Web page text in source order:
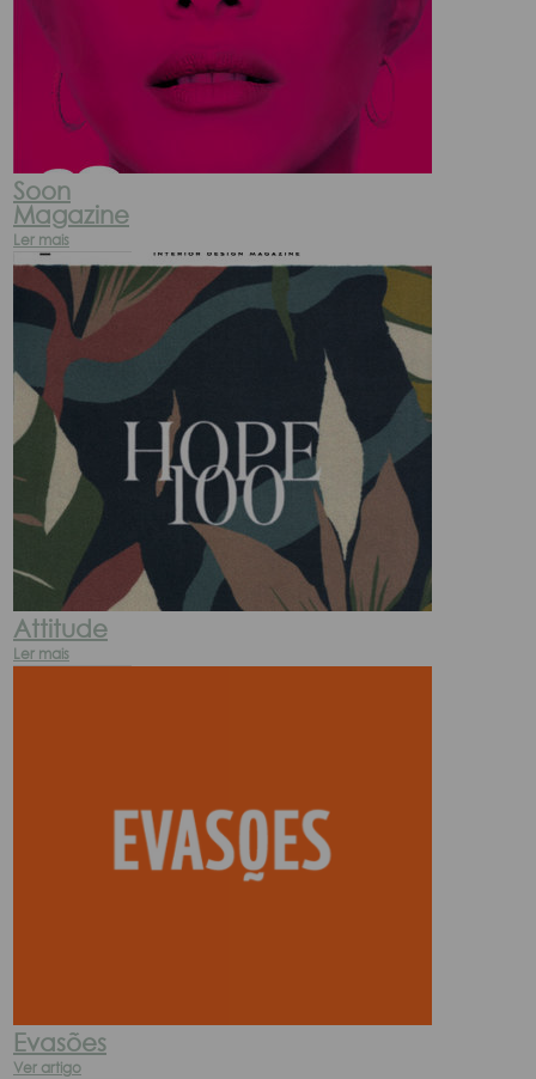
Soon
Magazine
Ler mais
Attitude
Ler mais
Evasões
Ver artigo